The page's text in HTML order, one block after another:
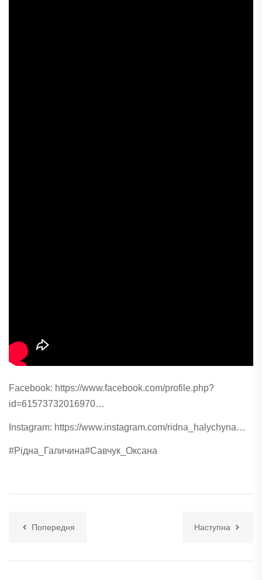
Facebook: https://www.facebook.com/profile.php?
id=61573732016970…
Instagram: https://www.instagram.com/ridna_halychyna…
#Рідна_Галичина#Савчук_Оксана
Попередня Наступна